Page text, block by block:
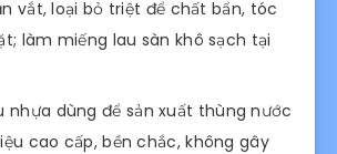
vắt, loại bỏ triệt để chất bẩn, tóc
làm miếng lau sàn khô sạch tại
nhựa dùng để sản xuất thùng nước
cao cấp, bền chắc, không gây